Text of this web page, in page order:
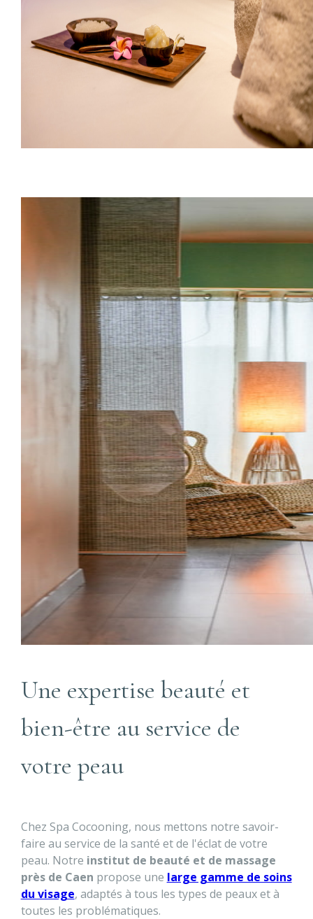
Une expertise beauté et
bien-être au service de
votre peau
Chez Spa Cocooning, nous mettons notre savoir-
faire au service de la santé et de l'éclat de votre
peau. Notre institut de beauté et de massage
près de Caen propose une large gamme de soins
du visage, adaptés à tous les types de peaux et à
toutes les problématiques.